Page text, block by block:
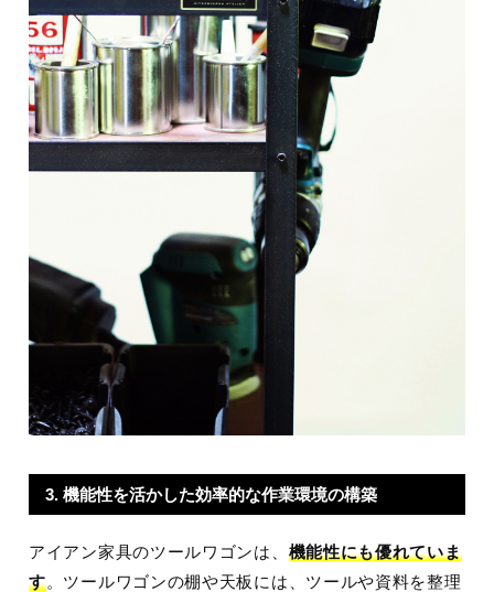
3. 機能性を活かした効率的な作業環境の構築
アイアン家具のツールワゴンは、 機能性にも優れていま
す。ツールワゴンの棚や天板には、ツールや資料を整理